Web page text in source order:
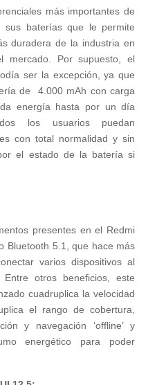
más importantes de
sus baterías que le permite
duradera de la industria en
mercado. Por supuesto, el
ser la excepción, ya que
de 4.000 mAh con carga
energía hasta por un día
los usuarios puedan
con total normalidad y sin
el estado de la batería si
presentes en el Redmi
Bluetooth 5.1, que hace más
varios dispositivos al
otros beneficios, este
cuadruplica la velocidad
el rango de cobertura,
y navegación ‘offline’ y
energético para poder